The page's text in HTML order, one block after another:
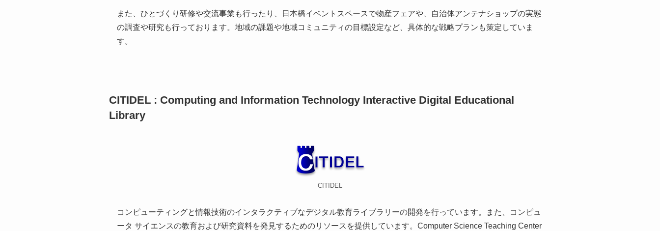
また、ひとづくり研修や交流事業も行ったり、日本橋イベントスペースで物産フェアや、自治体アンテナショップの実態
の調査や研究も行っております。地域の課題や地域コミュニティの目標設定など、具体的な戦略プランも策定していま
す。
CITIDEL : Computing and Information Technology Interactive Digital Educational
Library
CITIDEL
コンピューティングと情報技術のインタラクティブなデジタル教育ライブラリーの開発を行っています。また、コンピュ
ータ サイエンスの教育および研究資料を発見するためのリソースを提供しています。Computer Science Teaching Center